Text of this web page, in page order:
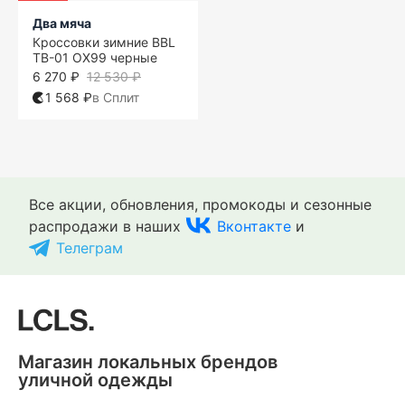
Два мяча
Кроссовки зимние BBL
TB-01 OX99 черные
12 530 ₽
6 270 ₽
1 568 ₽в Сплит
Все акции, обновления, промокоды и сезонные
распродажи в наших
Вконтакте и
Телеграм
Магазин локальных брендов
уличной одежды